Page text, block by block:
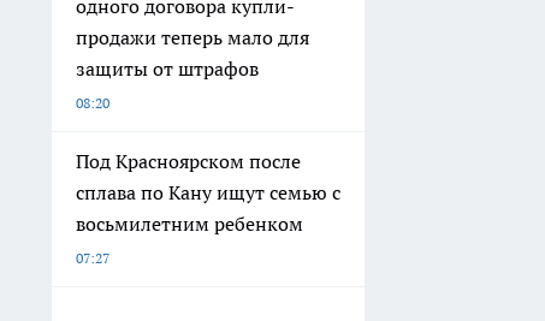
одного договора купли-
продажи теперь мало для
защиты от штрафов
08:20
Под Красноярском после
сплава по Кану ищут семью с
восьмилетним ребенком
07:27